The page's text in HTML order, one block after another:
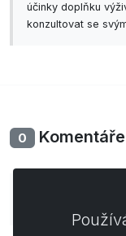
účinky doplňku
konzultovat se
0 Komentáře